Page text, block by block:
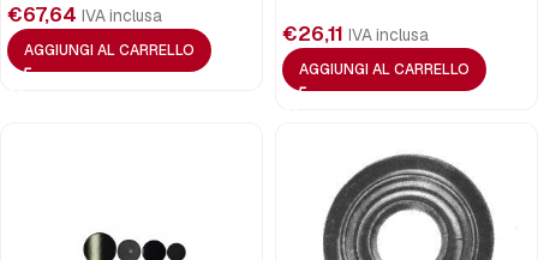
€67,64 IVA inclusa
AGGIUNGI AL CARRELLO
€26,11 IVA inclusa
AGGIUNGI AL CARRELLO